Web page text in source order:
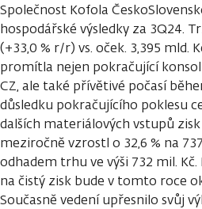
Společnost Kofola
hospodářské výsledky za 3Q24.
(+33,0 % r/r) vs. oček. 3,395 mld.
promítla nejen pokračující
CZ, ale také přívětivé počasí
důsledku pokračujícího poklesu
dalších materiálových vstupů
meziročně vzrostl o 32,6 % na
odhadem trhu ve výši 732 mil.
na čistý zisk bude v tomto roce
Současně vedení upřesnilo svůj